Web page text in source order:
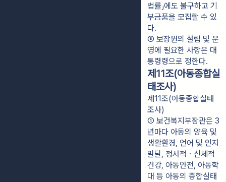
법률」에도 불구하고 기
부금품을 모집할 수 있
다.
⑧ 보장원의 설립 및 운
영에 필요한 사항은 대
통령령으로 정한다.
제11조(아동종합실
태조사)
제11조(아동종합실태
조사)
① 보건복지부장관은 3
년마다 아동의 양육 및
생활환경, 언어 및 인지
발달, 정서적ㆍ신체적
건강, 아동안전, 아동학
대 등 아동의 종합실태